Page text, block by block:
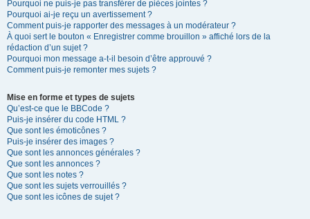
Pourquoi ne puis-je pas transférer de pièces jointes ?
Pourquoi ai-je reçu un avertissement ?
Comment puis-je rapporter des messages à un modérateur ?
À quoi sert le bouton « Enregistrer comme brouillon » affiché lors de la
rédaction d’un sujet ?
Pourquoi mon message a-t-il besoin d’être approuvé ?
Comment puis-je remonter mes sujets ?
Mise en forme et types de sujets
Qu’est-ce que le BBCode ?
Puis-je insérer du code HTML ?
Que sont les émoticônes ?
Puis-je insérer des images ?
Que sont les annonces générales ?
Que sont les annonces ?
Que sont les notes ?
Que sont les sujets verrouillés ?
Que sont les icônes de sujet ?